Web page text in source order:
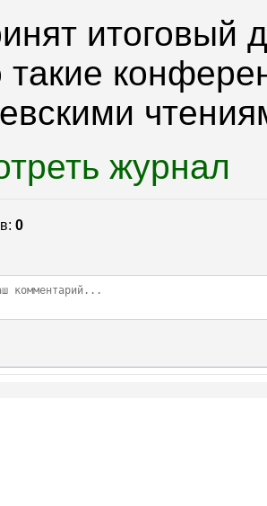
итоговый
журнал
: 0